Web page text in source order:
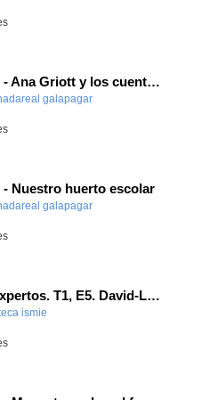
Podcast 25/26 - Ana Griott y los cuentos de las voces olvidadas
galapagar-
- Nuestro huerto escolar
galapagar-
Charlas con expertos. T1, E5. David-Li Ilundáin Reviriego
ismie